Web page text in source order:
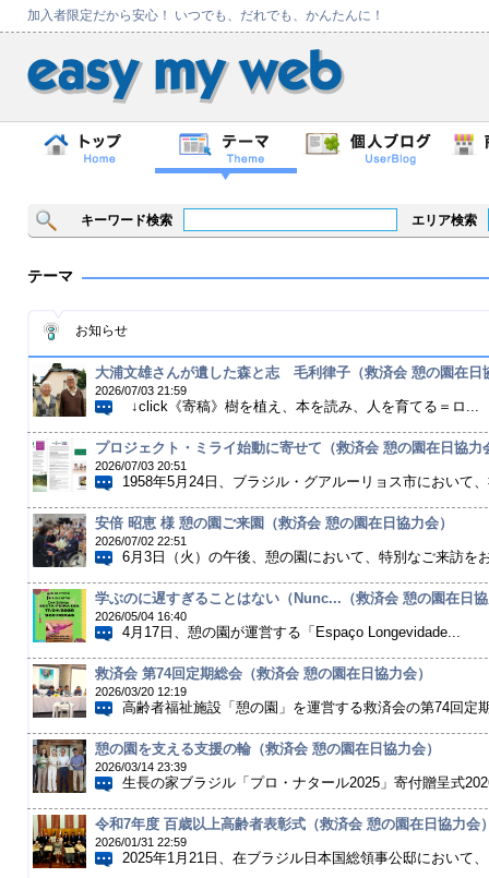
加入者限定だから安心！ いつでも、だれでも、かんたんに！
キーワード検索 エリア検索
テーマ
お知らせ
大浦文雄さんが遺した森と志 毛利律子（救済会 憩の園在日
2026/07/03 21:59
↓click《寄稿》樹を植え、本を読み、人を育てる＝ロ...
プロジェクト・ミライ始動に寄せて（救済会 憩の園在日協力
2026/07/03 20:51
1958年5月24日、ブラジル・グアルーリョス市において
安倍 昭恵 様 憩の園ご来園（救済会 憩の園在日協力会）
2026/07/02 22:51
6月3日（火）の午後、憩の園において、特別なご来訪を
学ぶのに遅すぎることはない（Nunc...（救済会 憩の園在日
2026/05/04 16:40
4月17日、憩の園が運営する「Espaço Longevidade...
救済会 第74回定期総会（救済会 憩の園在日協力会）
2026/03/20 12:19
高齢者福祉施設「憩の園」を運営する救済会の第74回定
憩の園を支える支援の輪（救済会 憩の園在日協力会）
2026/03/14 23:39
生長の家ブラジル「プロ・ナタール2025」寄付贈呈式
令和7年度 百歳以上高齢者表彰式（救済会 憩の園在日協力会
2026/01/31 22:59
2025年1月21日、在ブラジル日本国総領事公邸において